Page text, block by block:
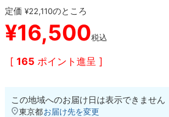
定価 ¥22,110のところ
¥16,500税込
[ 165 ポイント進呈 ]
この地域へのお届け日は表示できません
東京都お届け先を変更